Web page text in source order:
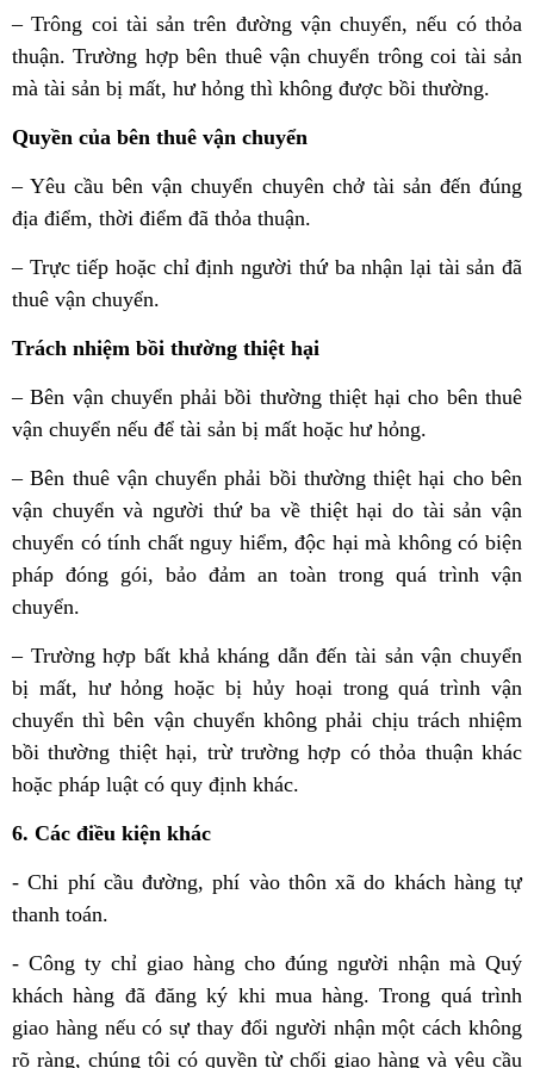
– Trông coi tài sản trên đường vận chuyển, nếu có thỏa
thuận. Trường hợp bên thuê vận chuyển trông coi tài sản
mà tài sản bị mất, hư hỏng thì không được bồi thường.
Quyền của bên thuê vận chuyển
– Yêu cầu bên vận chuyển chuyên chở tài sản đến đúng
địa điểm, thời điểm đã thỏa thuận.
– Trực tiếp hoặc chỉ định người thứ ba nhận lại tài sản đã
thuê vận chuyển.
Trách nhiệm bồi thường thiệt hại
– Bên vận chuyển phải bồi thường thiệt hại cho bên thuê
vận chuyển nếu để tài sản bị mất hoặc hư hỏng.
– Bên thuê vận chuyển phải bồi thường thiệt hại cho bên
vận chuyển và người thứ ba về thiệt hại do tài sản vận
chuyển có tính chất nguy hiểm, độc hại mà không có biện
pháp đóng gói, bảo đảm an toàn trong quá trình vận
chuyển.
– Trường hợp bất khả kháng dẫn đến tài sản vận chuyển
bị mất, hư hỏng hoặc bị hủy hoại trong quá trình vận
chuyển thì bên vận chuyển không phải chịu trách nhiệm
bồi thường thiệt hại, trừ trường hợp có thỏa thuận khác
hoặc pháp luật có quy định khác.
6. Các điều kiện khác
- Chi phí cầu đường, phí vào thôn xã do khách hàng tự
thanh toán.
- Công ty chỉ giao hàng cho đúng người nhận mà Quý
khách hàng đã đăng ký khi mua hàng. Trong quá trình
giao hàng nếu có sự thay đổi người nhận một cách không
rõ ràng, chúng tôi có quyền từ chối giao hàng và yêu cầu